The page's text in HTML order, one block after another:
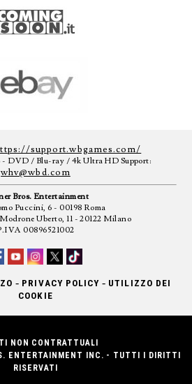
support.wbgames.com/
- DVD / Blu-ray / 4k Ultra HD Support:
whv@wbd.com
Bros. Entertainment
Puccini, 6 - 00198 Roma
Uberto, 11 - 20122 Milano
00896521002
- PRIVACY POLICY - UTILIZZO DEI
COOKIE
NON CONTRATTUALI
ENTERTAINMENT INC. - TUTTI I DIRITTI
RISERVATI